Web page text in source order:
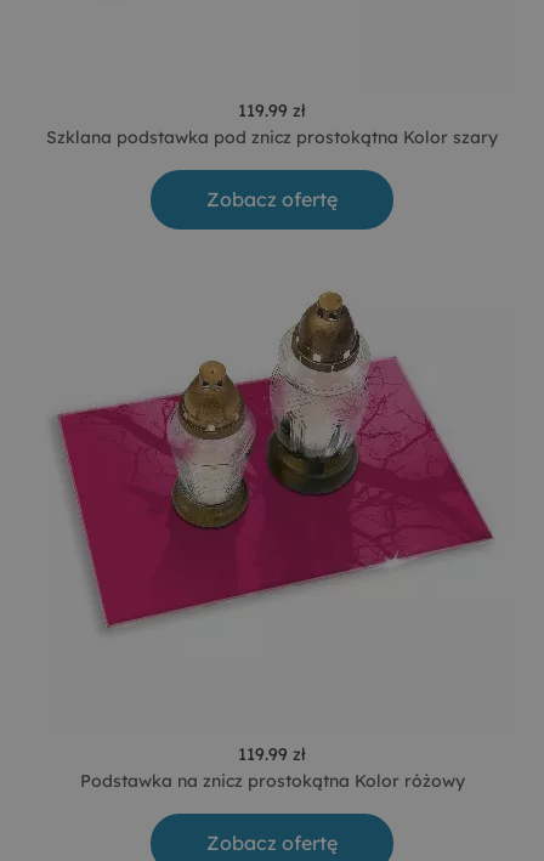
119.99 zł
Szklana podstawka pod znicz prostokątna Kolor szary
Zobacz ofertę
119.99 zł
Podstawka na znicz prostokątna Kolor różowy
Zobacz ofertę